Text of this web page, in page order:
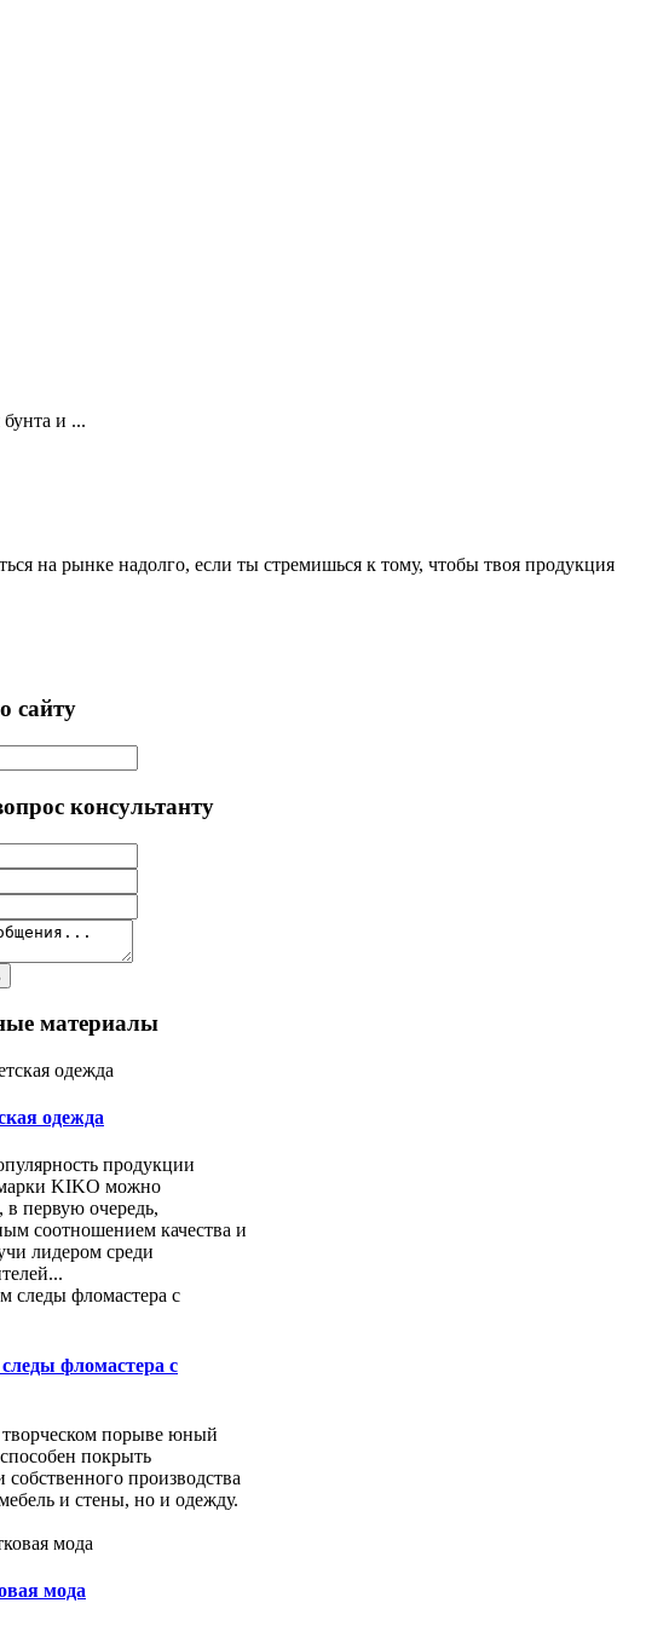
и ...
на рынке надолго, если ты стремишься к тому, чтобы твоя продукция
сайту
консультанту
материалы
одежда
продукции
KIKO можно
в первую очередь,
соотношением качества и
лидером среди
фломастера с
порыве юный
покрыть
производства
и стены, но и одежду.
мода